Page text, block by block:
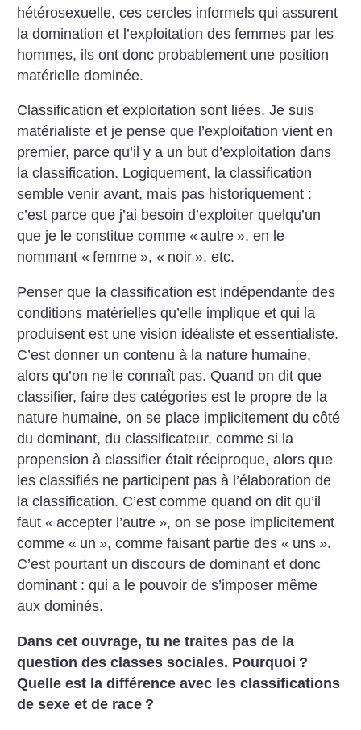
hétérosexuelle, ces cercles informels qui assurent
la domination et l’exploitation des femmes par les
hommes, ils ont donc probablement une position
matérielle dominée.
Classification et exploitation sont liées. Je suis
matérialiste et je pense que l’exploitation vient en
premier, parce qu’il y a un but d’exploitation dans
la classification. Logiquement, la classification
semble venir avant, mais pas historiquement :
c’est parce que j’ai besoin d’exploiter quelqu’un
que je le constitue comme « autre », en le
nommant « femme », « noir », etc.
Penser que la classification est indépendante des
conditions matérielles qu’elle implique et qui la
produisent est une vision idéaliste et essentialiste.
C’est donner un contenu à la nature humaine,
alors qu’on ne le connaît pas. Quand on dit que
classifier, faire des catégories est le propre de la
nature humaine, on se place implicitement du côté
du dominant, du classificateur, comme si la
propension à classifier était réciproque, alors que
les classifiés ne participent pas à l’élaboration de
la classification. C’est comme quand on dit qu’il
faut « accepter l’autre », on se pose implicitement
comme « un », comme faisant partie des « uns ».
C’est pourtant un discours de dominant et donc
dominant : qui a le pouvoir de s’imposer même
aux dominés.
Dans cet ouvrage, tu ne traites pas de la
question des classes sociales. Pourquoi ?
Quelle est la différence avec les classifications
de sexe et de race ?